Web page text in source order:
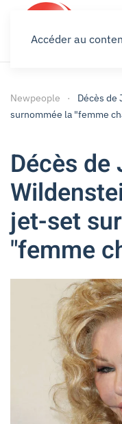
Accéder au
Newpeople
Décès
surnommée la "femme
Décès
jet-set
"femme